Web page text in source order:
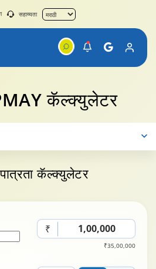
सहाय्यता
कॅल्क्युलेटर
कॅल्क्युलेटर
₹
₹35,00,000